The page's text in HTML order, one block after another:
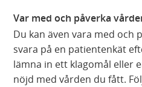
Var med och påverka
Du kan även vara med och
svara på en patientenkät
lämna in ett klagomål eller
nöjd med vården du fått.